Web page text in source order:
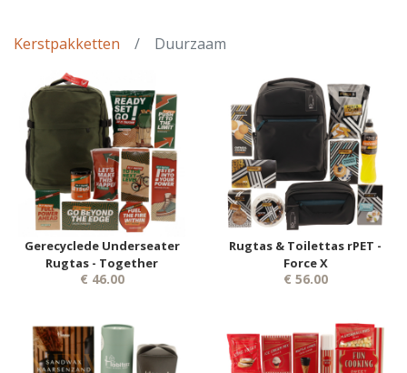
Kerstpakketten Duurzaam
Gerecyclede Underseater
Rugtas - Together
€ 46.00
Rugtas & Toilettas rPET -
Force X
€ 56.00